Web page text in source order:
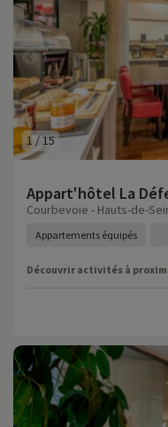
1/15
Appart'hôtel La
Courbevoie - Hauts-de-
Appartements équipés
Découvrir activités à